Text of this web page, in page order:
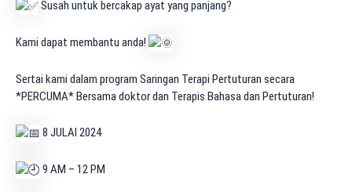
Susah untuk bercakap ayat yang panjang?
Kami dapat membantu anda!
Sertai kami dalam program Saringan Terapi Pertuturan secara
*PERCUMA* Bersama doktor dan Terapis Bahasa dan Pertuturan!
8 JULAI 2024
9 AM – 12 PM